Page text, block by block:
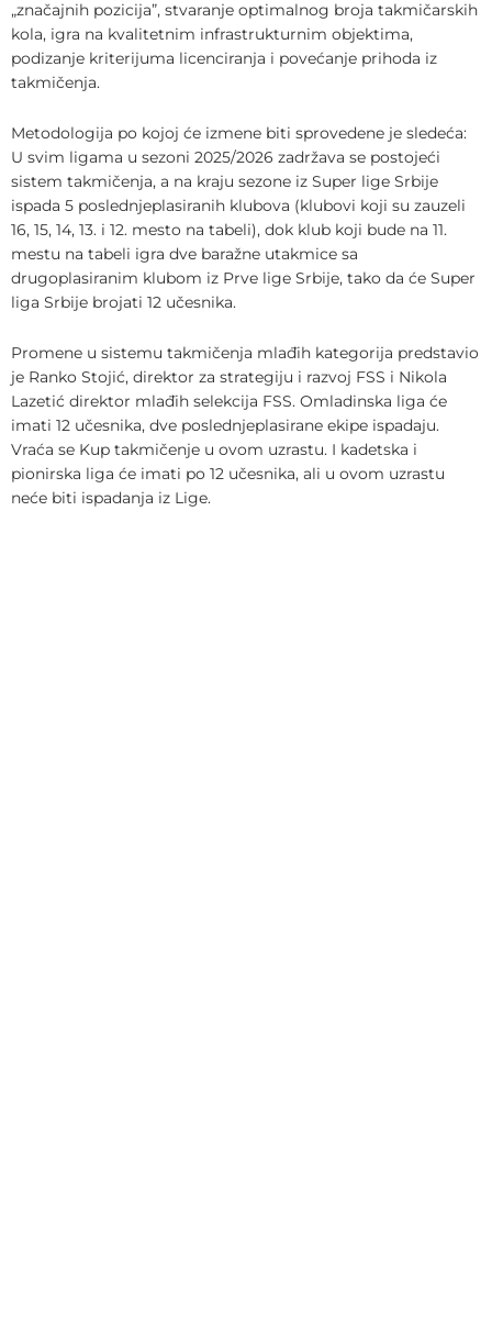
„značajnih pozicija”, stvaranje optimalnog broja takmičarskih
kola, igra na kvalitetnim infrastrukturnim objektima,
podizanje kriterijuma licenciranja i povećanje prihoda iz
takmičenja.
Metodologija po kojoj će izmene biti sprovedene je sledeća:
U svim ligama u sezoni 2025/2026 zadržava se postojeći
sistem takmičenja, a na kraju sezone iz Super lige Srbije
ispada 5 poslednjeplasiranih klubova (klubovi koji su zauzeli
16, 15, 14, 13. i 12. mesto na tabeli), dok klub koji bude na 11.
mestu na tabeli igra dve baražne utakmice sa
drugoplasiranim klubom iz Prve lige Srbije, tako da će Super
liga Srbije brojati 12 učesnika.
Promene u sistemu takmičenja mlađih kategorija predstavio
je Ranko Stojić, direktor za strategiju i razvoj FSS i Nikola
Lazetić direktor mlađih selekcija FSS. Omladinska liga će
imati 12 učesnika, dve poslednjeplasirane ekipe ispadaju.
Vraća se Kup takmičenje u ovom uzrastu. I kadetska i
pionirska liga će imati po 12 učesnika, ali u ovom uzrastu
neće biti ispadanja iz Lige.